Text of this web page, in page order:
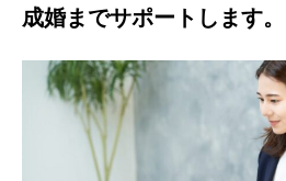
成婚までサポートします。